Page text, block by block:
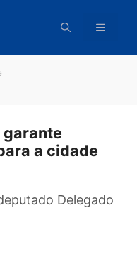
garante
para a cidade
deputado